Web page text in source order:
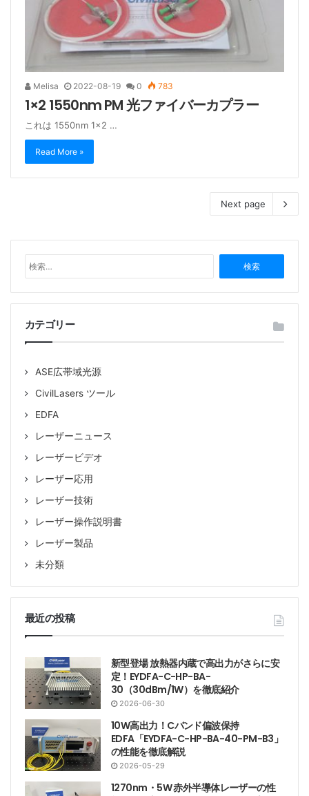
Melisa 2022-08-19 0 783
1×2 1550nm PM 光ファイバーカプラー
これは 1550nm 1×2 …
Read More »
Next page
索
:
カテゴリー
ASE広帯域光源
CivilLasers ツール
EDFA
レーザーニュース
レーザービデオ
レーザー応用
レーザー技術
レーザー操作説明書
レーザー製品
未分類
最近の投稿
新型登場 放熱器内蔵で高出力がさらに安
定！EYDFA-C-HP-BA-
30（30dBm/1W）を徹底紹介
2026-06-30
10W高出力！Cバンド偏波保持
EDFA「EYDFA-C-HP-BA-40-PM-B3」
の性能を徹底解説
2026-05-29
1270nm・5W 赤外半導体レーザーの性